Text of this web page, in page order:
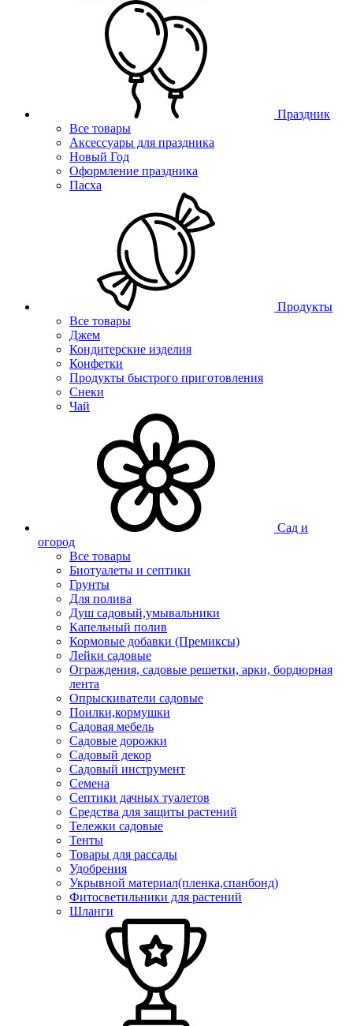
Праздник
Все товары
Аксессуары для праздника
Новый Год
Оформление праздника
Пасха
Продукты
Все товары
Джем
Кондитерские изделия
Конфетки
Продукты быстрого приготовления
Снеки
Чай
Сад и
огород
Все товары
Биотуалеты и септики
Грунты
Для полива
Душ садовый,умывальники
Капельный полив
Кормовые добавки (Премиксы)
Лейки садовые
Ограждения, садовые решетки, арки, бордюрная
лента
Опрыскиватели садовые
Поилки,кормушки
Садовая мебель
Садовые дорожки
Садовый декор
Садовый инструмент
Семена
Септики дачных туалетов
Средства для защиты растений
Тележки садовые
Тенты
Товары для рассады
Удобрения
Укрывной материал(пленка,спанбонд)
Фитосветильники для растений
Шланги